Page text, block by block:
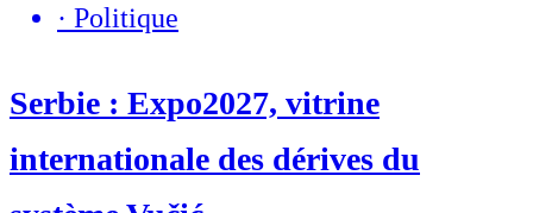
· Politique
Serbie : Expo2027, vitrine
internationale des dérives du